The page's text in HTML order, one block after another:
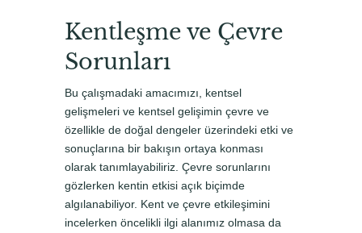
r
j
i
n
a
l
f
i
u
a
n
d
a
k
i
f
i
Kentleşme ve Çevre
Sorunları
Bu çalışmadaki amacımızı, kentsel
gelişmeleri ve kentsel gelişimin çevre ve
özellikle de doğal dengeler üzerindeki etki ve
sonuçlarına bir bakışın ortaya konması
olarak tanımlayabiliriz. Çevre sorunlarını
gözlerken kentin etkisi açık biçimde
algılanabiliyor. Kent ve çevre etkileşimini
incelerken öncelikli ilgi alanımız olmasa da